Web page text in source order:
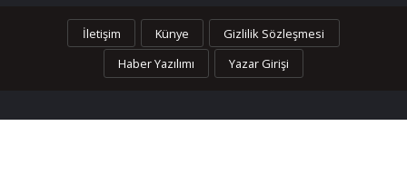
İletişim Künye
Gizlilik Sözleşmesi
Haber Yazılımı
Yazar Girişi